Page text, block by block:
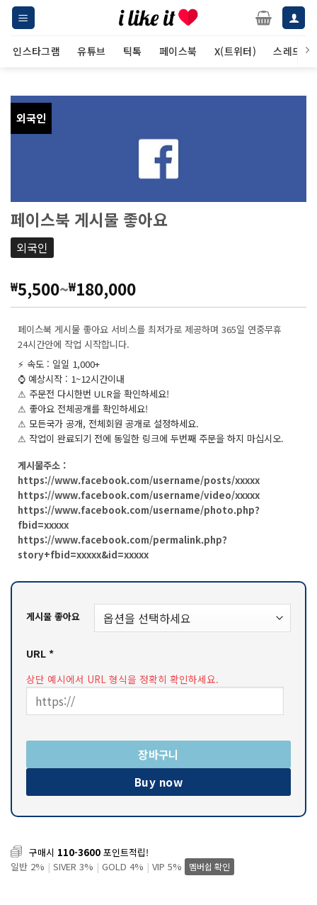
Skip
content
인스타그램 유튜브 틱톡 페이스북 X(트위터) 스레드
외국인
페이스북 게시물 좋아요
외국인
₩5,500~₩180,000
페이스북 게시물 좋아요 서비스를 최저가로 제공하며 365일 연중무휴
24시간안에 작업 시작합니다.
⚡ 속도 : 일일 1,000+
⌚️ 예상시작 : 1~12시간이내
⚠ 주문전 다시한번 ULR을 확인하세요!
⚠ 좋아요 전체공개를 확인하세요!
⚠ 모든국가 공개, 전체회원 공개로 설정하세요.
⚠ 작업이 완료되기 전에 동일한 링크에 두번째 주문을 하지 마십시오.
게시물주소 :
https://www.facebook.com/username/posts/xxxxx
https://www.facebook.com/username/video/xxxxx
https://www.facebook.com/username/photo.php?
fbid=xxxxx
https://www.facebook.com/permalink.php?
story+fbid=xxxxx&id=xxxxx
게시물 좋아요
URL*
상단 예시에서 URL 형식을 정확히 확인하세요.
장바구니
Buy now
구매시 110-3600 포인트적립!
일반 2% | SIVER 3% | GOLD 4% | VIP 5% 멤버쉽 확인